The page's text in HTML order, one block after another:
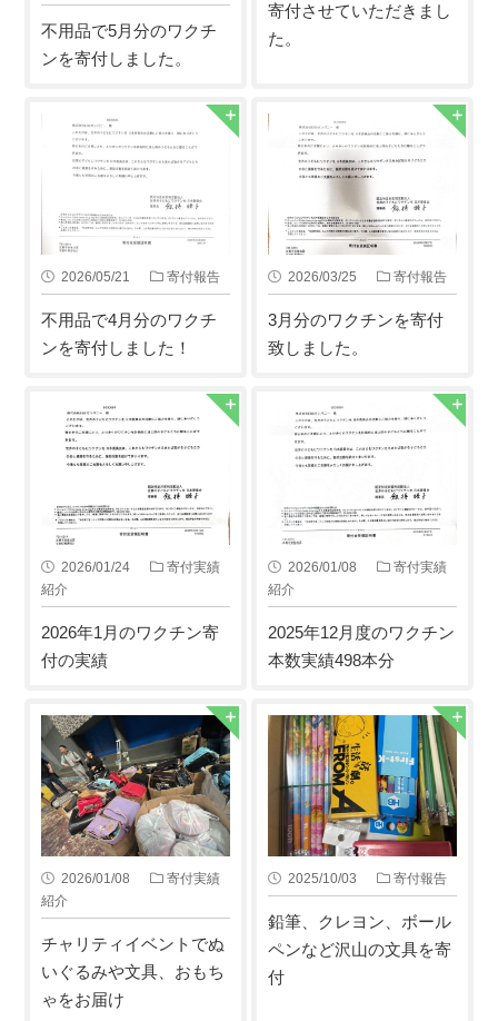
不用品で5月分のワクチ
ンを寄付しました。
寄付させていただきまし
た。
2026/05/21 寄付報告
不用品で4月分のワクチ
ンを寄付しました！
2026/03/25 寄付報告
3月分のワクチンを寄付
致しました。
2026/01/24
寄付実績
紹介
2026年1月のワクチン寄
付の実績
2026/01/08
寄付実績
紹介
2025年12月度のワクチン
本数実績498本分
2026/01/08
寄付実績
紹介
チャリティイベントでぬ
いぐるみや文具、おもち
ゃをお届け
2025/10/03 寄付報告
鉛筆、クレヨン、ボール
ペンなど沢山の文具を寄
付